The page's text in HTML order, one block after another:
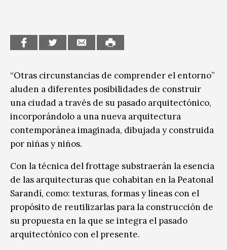
“Otras circunstancias de comprender el entorno”
aluden a diferentes posibilidades de construir
una ciudad a través de su pasado arquitectónico,
incorporándolo a una nueva arquitectura
contemporánea imaginada, dibujada y construida
por niñas y niños.
Con la técnica del frottage substraerán la esencia
de las arquitecturas que cohabitan en la Peatonal
Sarandí, como: texturas, formas y líneas con el
propósito de reutilizarlas para la construcción de
su propuesta en la que se integra el pasado
arquitectónico con el presente.